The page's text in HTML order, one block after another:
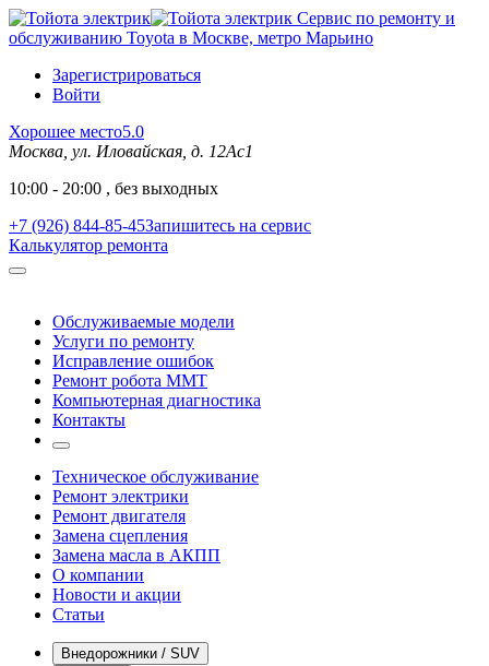
Сервис по ремонту и
обслуживанию Toyota в Москве, метро Марьино
Зарегистрироваться
Войти
Хорошее место5.0
Москва, ул. Иловайская, д. 12Ас1
10:00 - 20:00 , без выходных
+7 (926) 844-85-45Запишитесь на сервис
Калькулятор ремонта
Обслуживаемые модели
Услуги по ремонту
Исправление ошибок
Ремонт робота MMT
Компьютерная диагностика
Контакты
Техническое обслуживание
Ремонт электрики
Ремонт двигателя
Замена сцепления
Замена масла в АКПП
О компании
Новости и акции
Статьи
Внедорожники / SUV